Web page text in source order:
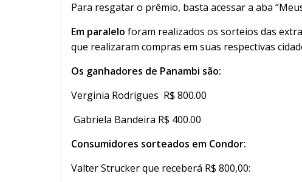
Para resgatar o prêmio, basta acessar a aba
Em paralelo foram realizados os sorteios das
que realizaram compras em suas respectivas
Os ganhadores de Panambi são:
Verginia Rodrigues R$ 800.00
Gabriela Bandeira R$ 400.00
Consumidores sorteados em Condor:
Valter Strucker que receberá R$ 800,00: